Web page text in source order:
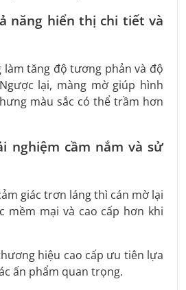
năng hiển thị chi tiết và
tăng độ tương phản và độ
lại, màng mờ giúp hình
màu sắc có thể trầm hơn
nghiệm cầm nắm và sử
giác trơn láng thì cán mờ lại
mềm mại và cao cấp hơn khi
hiệu cao cấp ưu tiên lựa
ấn phẩm quan trọng.